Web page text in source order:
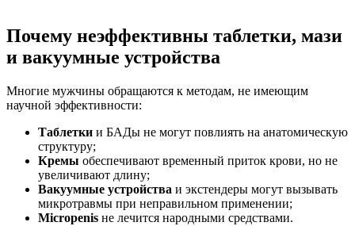
Почему неэффективны таблетки, мази
и вакуумные устройства
Многие мужчины обращаются к методам, не имеющим
научной эффективности:
Таблетки и БАДы не могут повлиять на анатомическую
структуру;
Кремы обеспечивают временный приток крови, но не
увеличивают длину;
Вакуумные устройства и экстендеры могут вызывать
микротравмы при неправильном применении;
Micropenis не лечится народными средствами.